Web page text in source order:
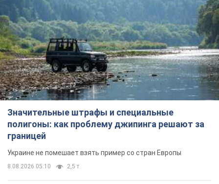
Значительные штрафы и специальные
полигоны: как проблему джипинга решают за
границей
Украине не помешает взять пример со стран Европы
8.08.2026 05:10 2,5 т.